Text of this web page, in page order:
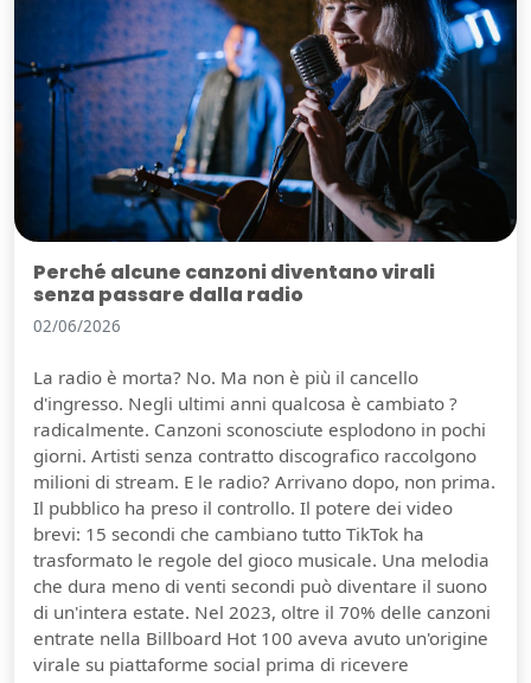
Perché alcune canzoni diventano virali
senza passare dalla radio
02/06/2026
La radio è morta? No. Ma non è più il cancello
d'ingresso. Negli ultimi anni qualcosa è cambiato ?
radicalmente. Canzoni sconosciute esplodono in pochi
giorni. Artisti senza contratto discografico raccolgono
milioni di stream. E le radio? Arrivano dopo, non prima.
Il pubblico ha preso il controllo. Il potere dei video
brevi: 15 secondi che cambiano tutto TikTok ha
trasformato le regole del gioco musicale. Una melodia
che dura meno di venti secondi può diventare il suono
di un'intera estate. Nel 2023, oltre il 70% delle canzoni
entrate nella Billboard Hot 100 aveva avuto un'origine
virale su piattaforme social prima di ricevere